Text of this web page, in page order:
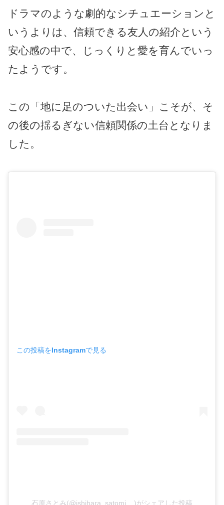
ドラマのような劇的なシチュエーションと
いうよりは、信頼できる友人の紹介という
安心感の中で、じっくりと愛を育んでいっ
たようです。
この「地に足のついた出会い」こそが、そ
の後の揺るぎない信頼関係の土台となりま
した。
この投稿をInstagramで見る
石原さとみ(@ishihara_satomi__)がシェアした投稿